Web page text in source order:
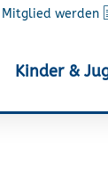
Mitglied werden
Kinder &